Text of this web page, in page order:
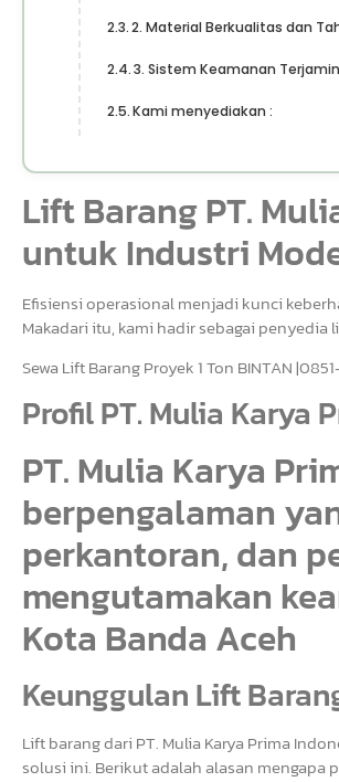
2. Material Berkualitas dan
3. Sistem Keamanan Terjamin
Kami menyediakan :
Lift Barang PT.
untuk Industri
Efisiensi operasional menjadi kunci
Makadari itu, kami hadir sebagai penyedia
Sewa Lift Barang Proyek 1 Ton BINTAN
Profil PT. Mulia Karya
PT. Mulia Karya
berpengalaman
perkantoran, dan
mengutamakan
Kota Banda Aceh
Keunggulan Lift
Lift barang dari PT. Mulia Karya Prima
solusi ini. Berikut adalah alasan mengapa